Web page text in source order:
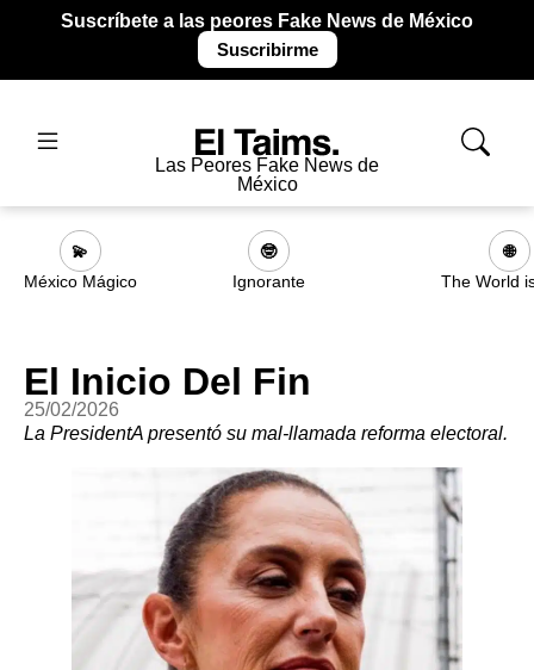
Suscríbete a las peores Fake News de México
Suscribirme
Las Peores Fake News de
México
💫
México Mágico
🤓
Ignorante
🌐
The World
El Inicio Del Fin
25/02/2026
La PresidentA presentó su mal-llamada reforma electoral.